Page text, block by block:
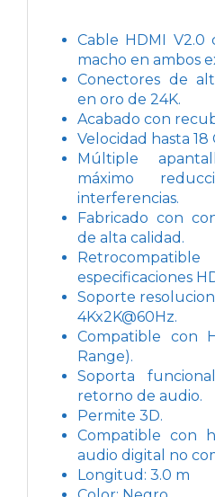
Cable HDMI
macho en ambos
Conectores de
en oro de 24K.
Acabado con
Velocidad hasta 18
Múltiple
máximo
interferencias.
Fabricado con
de alta calidad.
especificaciones
Soporte
4Kx2K@60Hz.
Compatible con
Range).
Soporta
retorno de audio.
Permite 3D.
Compatible con
audio digital no
Longitud: 3.0 m